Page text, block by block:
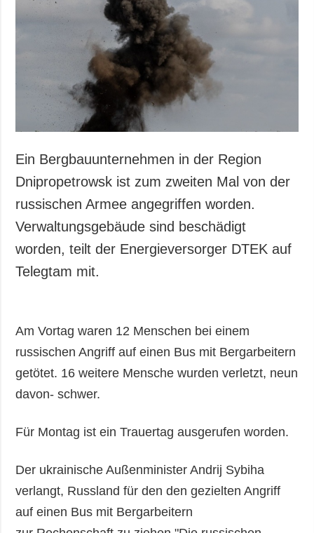
Ein Bergbauunternehmen in der Region
Dnipropetrowsk ist zum zweiten Mal von der
russischen Armee angegriffen worden.
Verwaltungsgebäude sind beschädigt
worden, teilt der Energieversorger DTEK auf
Telegtam mit.
Am Vortag waren 12 Menschen bei einem
russischen Angriff auf einen Bus mit Bergarbeitern
getötet. 16 weitere Mensche wurden verletzt, neun
davon- schwer.
Für Montag ist ein Trauertag ausgerufen worden.
Der ukrainische Außenminister Andrij Sybiha
verlangt, Russland für den den gezielten Angriff
auf einen Bus mit Bergarbeitern